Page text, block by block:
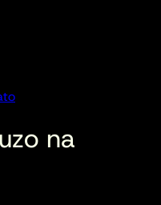
na